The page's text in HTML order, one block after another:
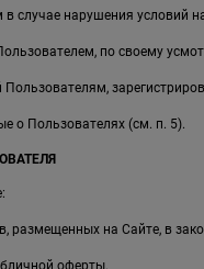
случае нарушения условий
по своему
о Пользователях (см. п. 5).
размещенных на Сайте, в
оферты.